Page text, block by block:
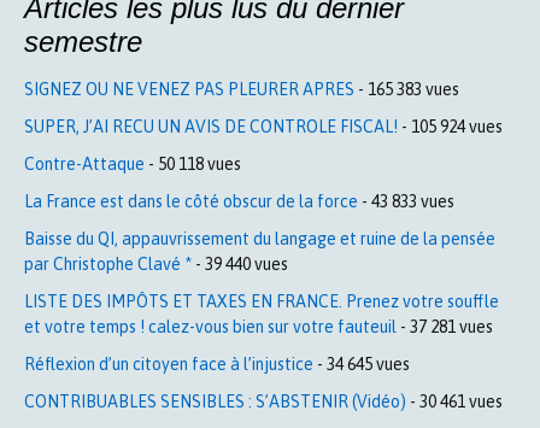
Articles les plus lus du dernier
semestre
SIGNEZ OU NE VENEZ PAS PLEURER APRES - 165 383 vues
SUPER, J’AI RECU UN AVIS DE CONTROLE FISCAL! - 105 924 vues
Contre-Attaque - 50 118 vues
La France est dans le côté obscur de la force - 43 833 vues
Baisse du QI, appauvrissement du langage et ruine de la pensée
par Christophe Clavé * - 39 440 vues
LISTE DES IMPÔTS ET TAXES EN FRANCE. Prenez votre souffle
et votre temps ! calez-vous bien sur votre fauteuil - 37 281 vues
Réflexion d’un citoyen face à l’injustice - 34 645 vues
CONTRIBUABLES SENSIBLES : S’ABSTENIR (Vidéo) - 30 461 vues